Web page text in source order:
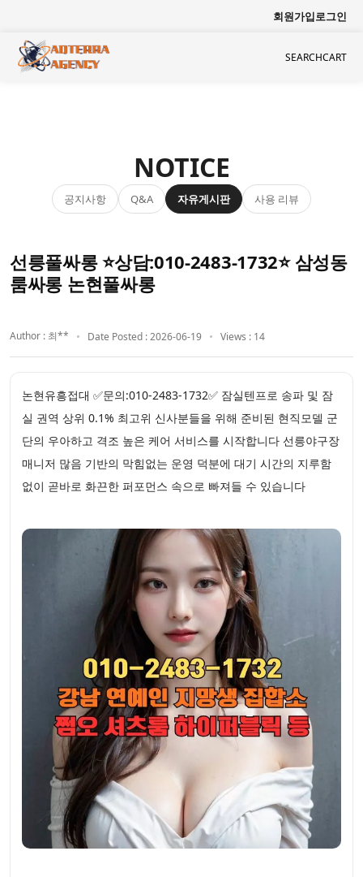
회원가입로그인
SEARCHCART
NOTICE
공지사항 Q&A 자유게시판 사용 리뷰
선릉풀싸롱 ⭐상담:010-2483-1732⭐ 삼성동
룸싸롱 논현풀싸롱
Author : 최** Date Posted : 2026-06-19 Views : 14
논현유흥접대 ✅문의:010-2483-1732✅ 잠실텐프로 송파 및 잠
실 권역 상위 0.1% 최고위 신사분들을 위해 준비된 현직모델 군
단의 우아하고 격조 높은 케어 서비스를 시작합니다 선릉야구장
매니저 많음 기반의 막힘없는 운영 덕분에 대기 시간의 지루함
없이 곧바로 화끈한 퍼포먼스 속으로 빠져들 수 있습니다